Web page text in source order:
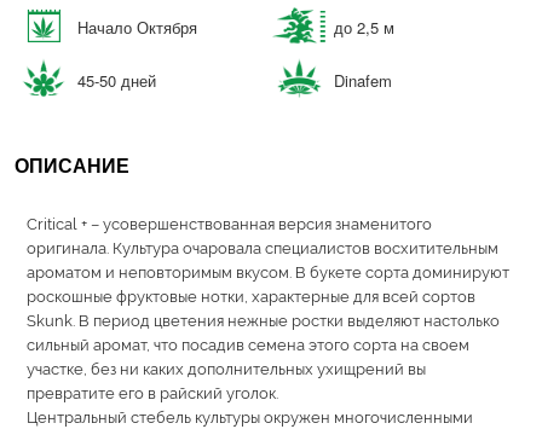
Начало Октября до 2,5 м
45-50 дней Dinafem
ОПИСАНИЕ
Critical + – усовершенствованная версия знаменитого
оригинала. Культура очаровала специалистов восхитительным
ароматом и неповторимым вкусом. В букете сорта доминируют
роскошные фруктовые нотки, характерные для всей сортов
Skunk. В период цветения нежные ростки выделяют настолько
сильный аромат, что посадив семена этого сорта на своем
участке, без ни каких дополнительных ухищрений вы
превратите его в райский уголок.
Центральный стебель культуры окружен многочисленными